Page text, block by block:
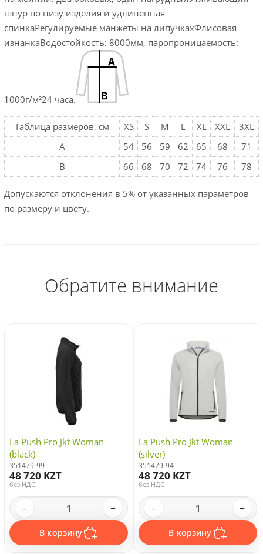
шнур по низу изделия и удлиненная
спинкаРегулируемые манжеты на липучкахФлисовая
изнанкаВодостойкость: 8000мм, паропроницаемость:
1000г/м²24 часа.
Таблица размеров, см XS S M L XL XXL
3XL
A
54 56 59 62 65 68
71
B
66 68 70 72 74 76 78
Допускаются отклонения в 5% от указанных параметров
по размеру и цвету.
Обратите внимание
La Push Pro Jkt Woman
(black)
351479-99
48 720 KZT
без НДС
- +
В корзину
La Push Pro Jkt Woman
(silver)
351479-94
48 720 KZT
без НДС
- +
В корзину